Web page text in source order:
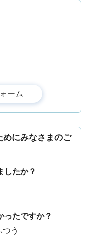
めにみなさまのご
したか？
ったですか？
つう